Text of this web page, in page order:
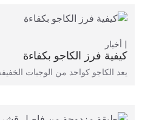
أخبار
كيفية فرز الكاجو بكفاءة
يعد الكاجو كواحد من الوجبات